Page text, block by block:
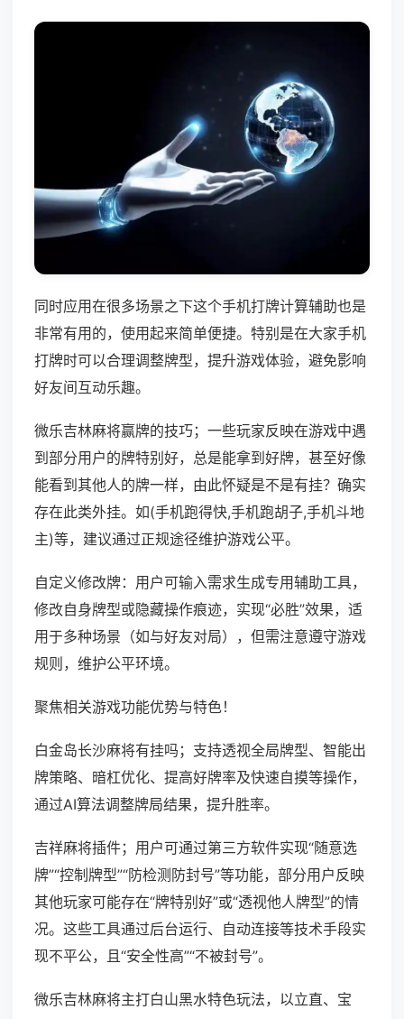
同时应用在很多场景之下这个手机打牌计算辅助也是
非常有用的，使用起来简单便捷。特别是在大家手机
打牌时可以合理调整牌型，提升游戏体验，避免影响
好友间互动乐趣。
微乐吉林麻将赢牌的技巧；一些玩家反映在游戏中遇
到部分用户的牌特别好，总是能拿到好牌，甚至好像
能看到其他人的牌一样，由此怀疑是不是有挂？确实
存在此类外挂。如(手机跑得快,手机跑胡子,手机斗地
主)等，建议通过正规途径维护游戏公平。
自定义修改牌：用户可输入需求生成专用辅助工具，
修改自身牌型或隐藏操作痕迹，实现“必胜”效果，适
用于多种场景（如与好友对局），但需注意遵守游戏
规则，维护公平环境。
聚焦相关游戏功能优势与特色！
白金岛长沙麻将有挂吗；支持透视全局牌型、智能出
牌策略、暗杠优化、提高好牌率及快速自摸等操作，
通过AI算法调整牌局结果，提升胜率。
吉祥麻将插件；用户可通过第三方软件实现“随意选
牌”“控制牌型”“防检测防封号”等功能，部分用户反映
其他玩家可能存在“牌特别好”或“透视他人牌型”的情
况。这些工具通过后台运行、自动连接等技术手段实
现不平公，且“安全性高”“不被封号”。
微乐吉林麻将主打白山黑水特色玩法，以立直、宝